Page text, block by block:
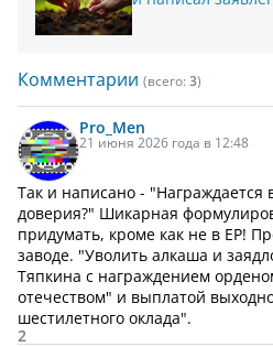
Комментарии (всего: 3)
Pro_Men
21 июня 2026 года в 12:48
Так и написано - "Награждается
доверия?" Шикарная
придумать, кроме как не в ЕР!
заводе. "Уволить алкаша и
Тяпкина с награждением
отечеством" и выплатой
шестилетного оклада".
2